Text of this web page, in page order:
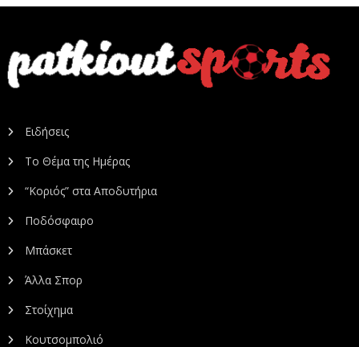
Ειδήσεις
Το Θέμα της Ημέρας
“Κοριός” στα Αποδυτήρια
Ποδόσφαιρο
Μπάσκετ
Άλλα Σπορ
Στοίχημα
Κουτσομπολιό